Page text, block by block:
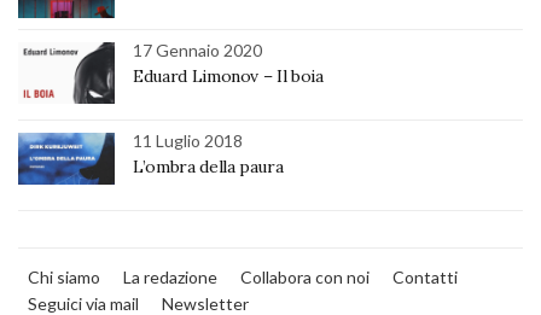
17 Gennaio 2020
Eduard Limonov – Il boia
11 Luglio 2018
L’ombra della paura
Chi siamo La redazione Collabora con noi
Contatti
Seguici via mail
Newsletter